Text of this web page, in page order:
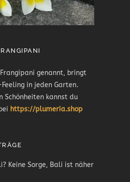
genannt, bringt
in jeden Garten.
Schönheiten kannst du
https://plumeria.shop
Keine Sorge, Bali ist näher